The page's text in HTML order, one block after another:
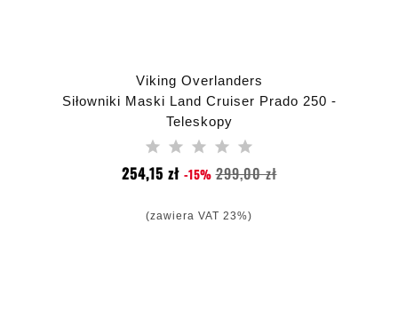
Viking Overlanders
Siłowniki Maski Land Cruiser Prado 250 -
Teleskopy
254,15 zł Cena
podstawowa
-15% 299,00 złCena
(zawiera VAT 23%)